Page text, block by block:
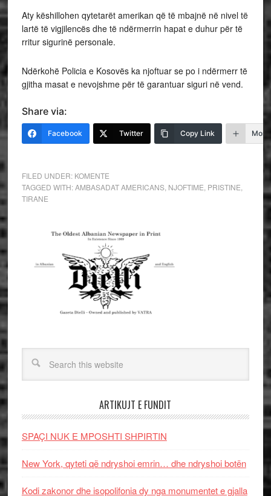
Aty këshillohen qytetarët amerikan që të mbajnë në nivel të
lartë të vigjilencës dhe të ndërmerrin hapat e duhur për të
rritur sigurinë personale.
Ndërkohë Policia e Kosovës ka njoftuar se po i ndërmerr të
gjitha masat e nevojshme për të garantuar siguri në vend.
Share via:
Facebook Twitter Copy Link More
FILED UNDER: KOMENTE
TAGGED WITH:AMBASADAT AMERICANS, NJOFTIME PRISTINE
TIRANE
ARTIKUJT E FUNDIT
SPAÇI NUK E MPOSHTI SHPIRTIN
New York, qyteti që ndryshoi emrin… dhe ndryshoi botën
Kodi zakonor dhe isopolifonia dy nga monumentet e gjalla